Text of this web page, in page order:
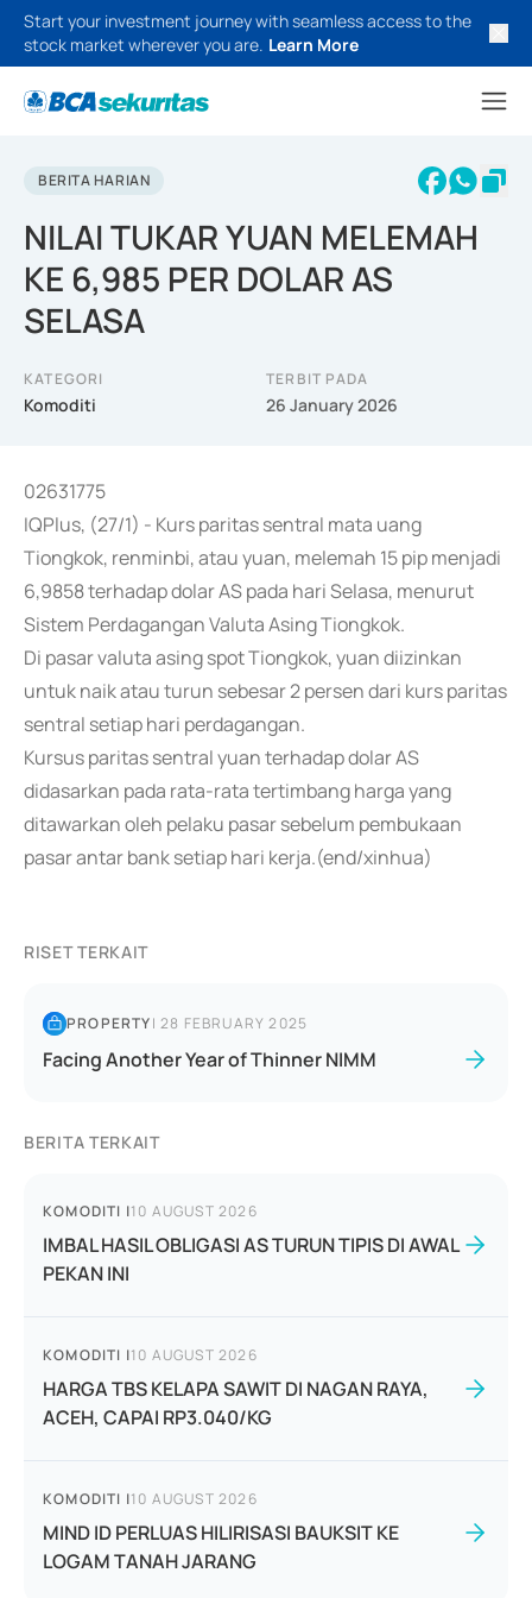
Start your investment journey with seamless access to the
stock market wherever you are. Learn More
BERITA HARIAN
NILAI TUKAR YUAN MELEMAH
KE 6,985 PER DOLAR AS
SELASA
KATEGORI
Komoditi
TERBIT PADA
26 January 2026
02631775
IQPlus, (27/1) - Kurs paritas sentral mata uang
Tiongkok, renminbi, atau yuan, melemah 15 pip menjadi
6,9858 terhadap dolar AS pada hari Selasa, menurut
Sistem Perdagangan Valuta Asing Tiongkok.
Di pasar valuta asing spot Tiongkok, yuan diizinkan
untuk naik atau turun sebesar 2 persen dari kurs paritas
sentral setiap hari perdagangan.
Kursus paritas sentral yuan terhadap dolar AS
didasarkan pada rata-rata tertimbang harga yang
ditawarkan oleh pelaku pasar sebelum pembukaan
pasar antar bank setiap hari kerja.(end/xinhua)
RISET TERKAIT
PROPERTY|28 FEBRUARY 2025
Facing Another Year of Thinner NIMM
BERITA TERKAIT
KOMODITI |10 AUGUST 2026
IMBAL HASIL OBLIGASI AS TURUN TIPIS DI AWAL
PEKAN INI
KOMODITI |10 AUGUST 2026
HARGA TBS KELAPA SAWIT DI NAGAN RAYA,
ACEH, CAPAI RP3.040/KG
KOMODITI |10 AUGUST 2026
MIND ID PERLUAS HILIRISASI BAUKSIT KE
LOGAM TANAH JARANG